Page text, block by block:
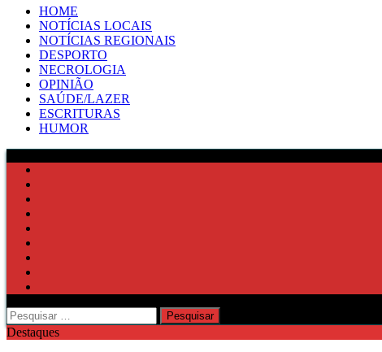
HOME
NOTÍCIAS LOCAIS
NOTÍCIAS REGIONAIS
DESPORTO
NECROLOGIA
OPINIÃO
SAÚDE/LAZER
ESCRITURAS
HUMOR
Pesquisar
por:
Destaques